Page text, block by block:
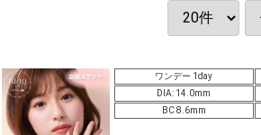
ワンデー 1day
DIA: 14.0mm
BC 8.6mm